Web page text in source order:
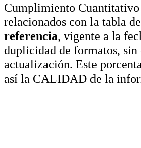
Cumplimiento Cuantitativo
relacionados con la tabla
referencia, vigente a la
duplicidad de formatos,
actualización. Este
así la CALIDAD de la